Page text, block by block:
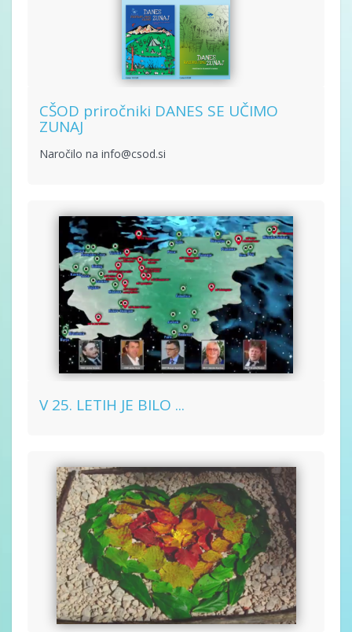
CŠOD priročniki DANES SE UČIMO
ZUNAJ
Naročilo na info@csod.si
V 25. LETIH JE BILO ...